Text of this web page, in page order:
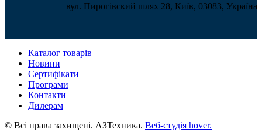
вул. Пирогівский шлях 28, Київ, 03083, Україна
Каталог товарів
Новини
Сертифікати
Програми
Контакти
Дилерам
© Всі права захищені. АЗТехника. Веб-студія hover.